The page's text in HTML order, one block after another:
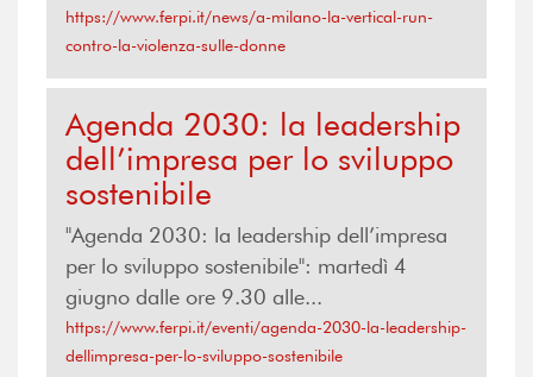
https://www.ferpi.it/news/a-milano-la-vertical-run-
contro-la-violenza-sulle-donne
Agenda 2030: la leadership
dell’impresa per lo sviluppo
sostenibile
"Agenda 2030: la leadership dell’impresa
per lo sviluppo sostenibile": martedì 4
giugno dalle ore 9.30 alle...
https://www.ferpi.it/eventi/agenda-2030-la-leadership-
dellimpresa-per-lo-sviluppo-sostenibile